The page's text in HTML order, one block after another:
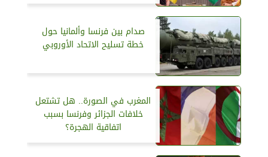
صدام بين فرنسا وألمانيا حول
خطة تسليح الاتحاد الأوروبي
المغرب في الصورة.. هل تشتعل
خلافات الجزائر وفرنسا بسبب
اتفاقية الهجرة؟